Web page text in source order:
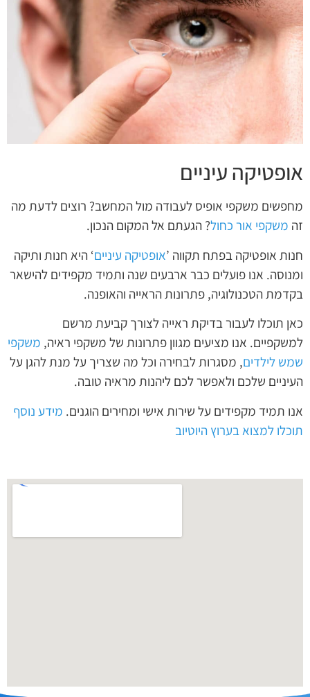
אופטיקה עיניים
מחפשים משקפי אופיס לעבודה מול המחשב? רוצים לדעת מה
זה משקפי אור כחול? הגעתם אל המקום הנכון.
חנות אופטיקה בפתח תקווה ’אופטיקה עיניים‘ היא חנות ותיקה
ומנוסה. אנו פועלים כבר ארבעים שנה ותמיד מקפידים להישאר
בקדמת הטכנולוגיה, פתרונות הראייה והאופנה.
כאן תוכלו לעבור בדיקת ראייה לצורך קביעת מרשם
למשקפיים. אנו מציעים מגוון פתרונות של משקפי ראיה, משקפי
שמש לילדים, מסגרות לבחירה וכל מה שצריך על מנת להגן על
העיניים שלכם ולאפשר לכם ליהנות מראיה טובה.
אנו תמיד מקפידים על שירות אישי ומחירים הוגנים. מידע נוסף
תוכלו למצוא בערוץ היוטיוב